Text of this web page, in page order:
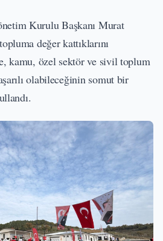
Kurulu Başkanı Murat
değer kattıklarını
kamu, özel sektör ve sivil toplum
olabileceğinin somut bir